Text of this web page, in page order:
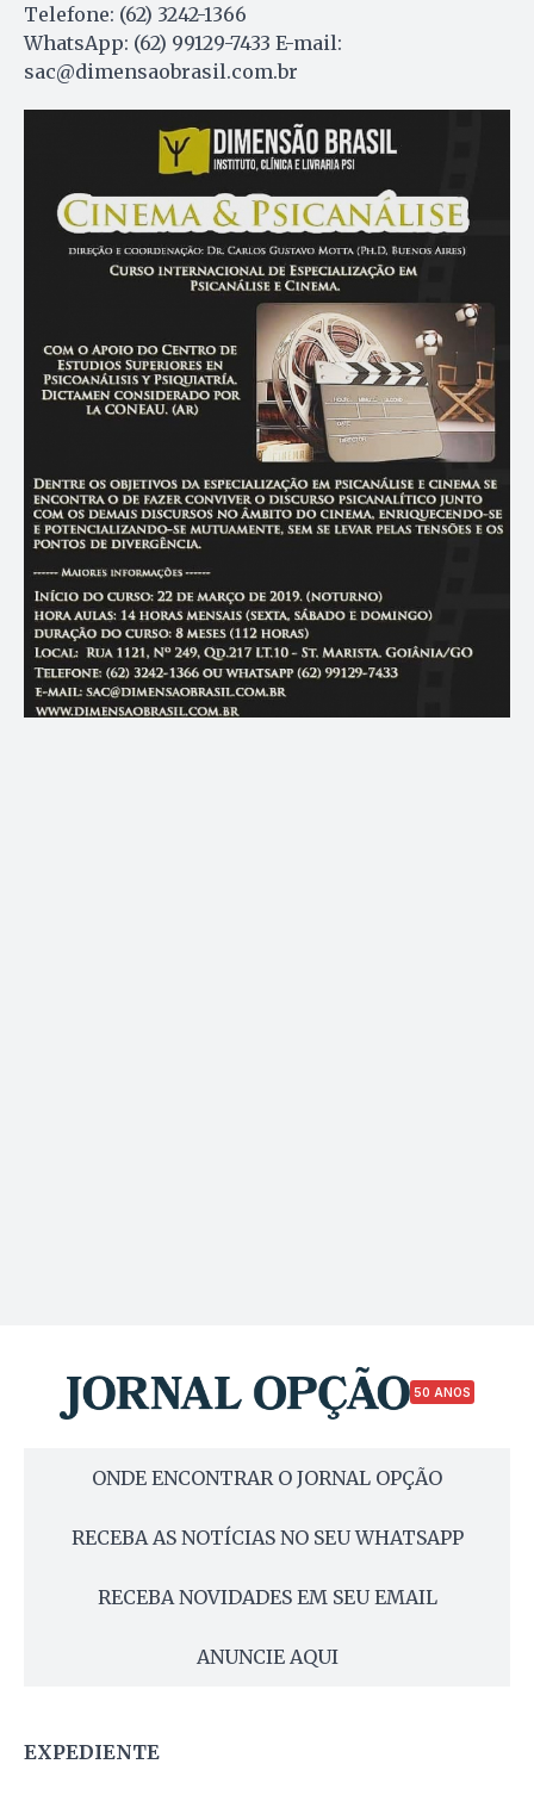
Telefone: (62) 3242-1366
WhatsApp: (62) 99129-7433 E-mail:
sac@dimensaobrasil.com.br
50 ANOS
ONDE ENCONTRAR O JORNAL OPÇÃO
RECEBA AS NOTÍCIAS NO SEU WHATSAPP
RECEBA NOVIDADES EM SEU EMAIL
ANUNCIE AQUI
EXPEDIENTE